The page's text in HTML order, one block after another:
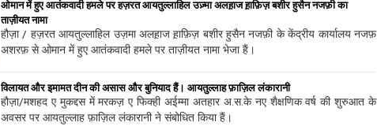
ओमान में हुए आतंकवादी हमले पर हज़रत आयतुल्लाहिल उज़्मा अलह़ाज ह़ाफ़िज़ बशीर हुसैन नजफ़ी का
ताज़ीयत नामा
हौज़ा / हज़रत आयतुल्लाहिल उज़मा अलह़ाज ह़ाफ़िज़ बशीर हुसैन नजफ़ी के केंद्रीय कार्यालय नजफ़
अशरफ़ से ओमान में हुए आतंकवादी हमले पर ताज़ीयत नामा भेजा हैं।
विलायत और इमामत दीन की असास और बुनियाद हैं। आयतुल्लाह फ़ाज़िल लंकारानी
हौज़ा/मशहद ए मुकद्दस में मरकज़ ए फिक्ही अईम्मा अतहार अ.स.के नए शैक्षणिक वर्ष की शुरुआत के
अवसर पर आयतुल्लाह फ़ाज़िल लंकारानी ने संबोधित किया हैं।